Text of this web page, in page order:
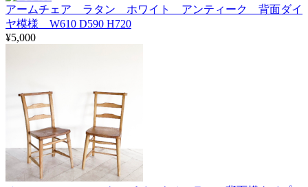
アームチェア ラタン ホワイト アンティーク 背面ダイ
ヤ模様 W610 D590 H720
¥5,000